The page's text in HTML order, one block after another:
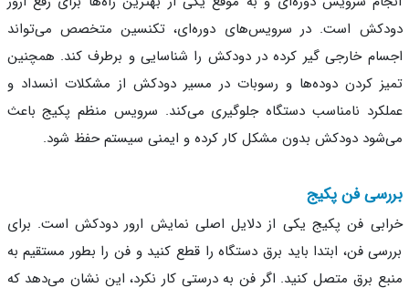
است. در سرویس‌های دوره‌ای، تکنسین متخصص می‌تواند
خارجی گیر کرده در دودکش را شناسایی و برطرف کند. همچنین
کردن دوده‌ها و رسوبات در مسیر دودکش از مشکلات انسداد و
نامناسب دستگاه جلوگیری می‌کند. سرویس منظم پکیج باعث
دودکش بدون مشکل کار کرده و ایمنی سیستم حفظ شود.
فن پکیج
فن پکیج یکی از دلایل اصلی نمایش ارور دودکش است. برای
فن، ابتدا باید برق دستگاه را قطع کنید و فن را بطور مستقیم به
برق متصل کنید. اگر فن به درستی کار نکرد، این نشان می‌دهد که